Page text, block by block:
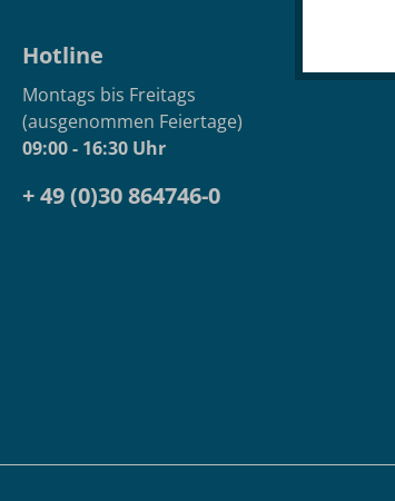
Hotline
Montags bis Freitags
(ausgenommen Feiertage)
09:00 - 16:30 Uhr
+ 49 (0)30 864746-0